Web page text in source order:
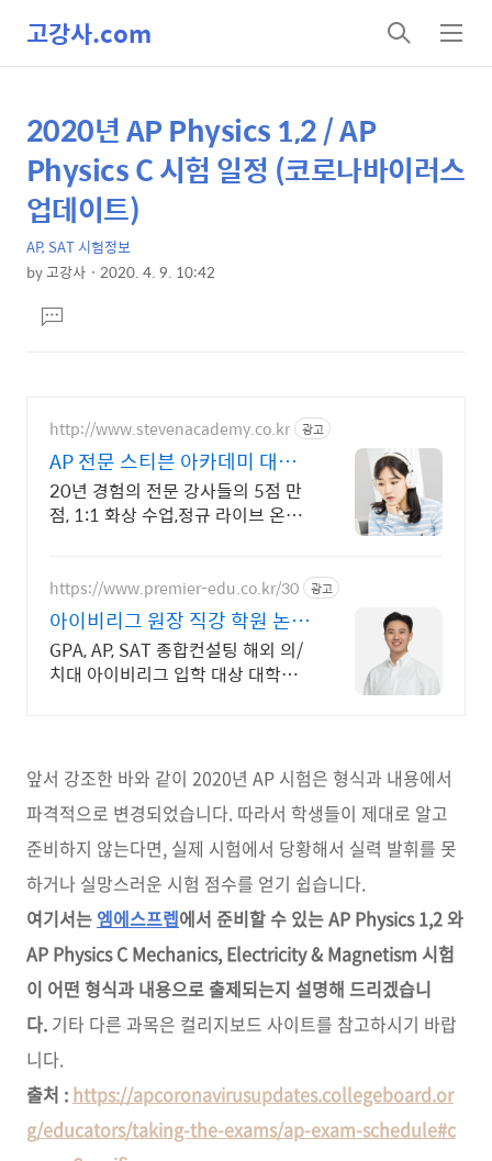
고강사.com
검
색
메
뉴
상
세
컨
텐
츠
본
문
제
목
2020년 AP Physics 1,2 / AP
Physics C 시험 일정 (코로나바이러스
업데이트)
AP, SAT 시험정보
by고강사 2020. 4. 9. 10:42
문댓
글
http://www.stevenacademy.co.kr 광고
AP 전문 스티븐 아카데미 대치
동 포함 세계 최고강사진
20년 경험의 전문 강사들의 5점 만
점, 1:1 화상 수업,정규 라이브 온라
https://www.premier-edu.co.kr/30 광고
아이비리그 원장 직강 학원 논문
컨설팅, USACO 강의
GPA, AP, SAT 종합컨설팅 해외 의/
치대 아이비리그 입학 대상 대학생
앞서 강조한 바와 같이 2020년 AP 시험은 형식과 내용에서
파격적으로 변경되었습니다. 따라서 학생들이 제대로 알고
준비하지 않는다면, 실제 시험에서 당황해서 실력 발휘를 못
하거나 실망스러운 시험 점수를 얻기 쉽습니다.
여기서는 엠에스프렙에서 준비할 수 있는 AP Physics 1,2 와
AP Physics C Mechanics, Electricity & Magnetism 시험
이 어떤 형식과 내용으로 출제되는지 설명해 드리겠습니
다. 기타 다른 과목은 컬리지보드 사이트를 참고하시기 바랍
니다.
출처 : https://apcoronavirusupdates.collegeboard.or
g/educators/taking-the-exams/ap-exam-schedule#c